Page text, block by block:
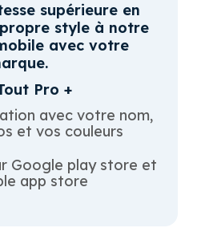
supérieure en
style à notre
avec votre
Pro +
avec votre nom,
et vos couleurs
Google play store et
app store